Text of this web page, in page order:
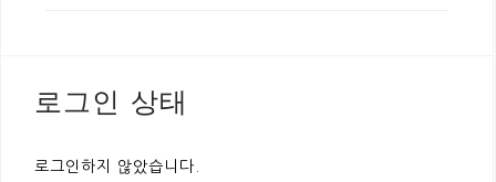
로그인 상태
로그인하지 않았습니다.